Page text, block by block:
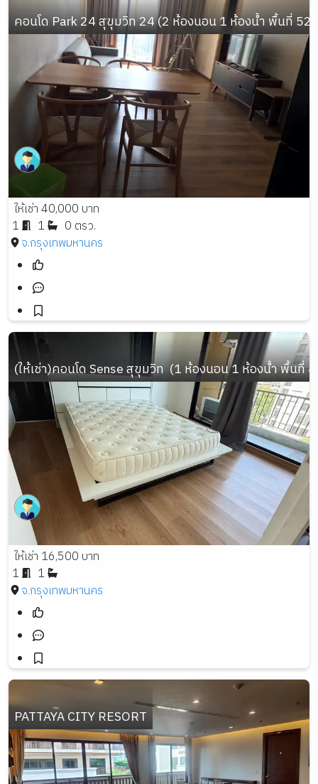
คอนโด Park 24 สุขุมวิท 24 (2 ห้องนอน 1 ห้องน้ำ พื้นที่
ให้เช่า 40,000 บาท
1
1
0 ตรว.
จ.กรุงเทพมหานคร
(ให้เช่า)คอนโด Sense สุขุมวิท  (1 ห้องนอน 1 ห้องน้ำ พื้นที่
ให้เช่า 16,500 บาท
1
1
จ.กรุงเทพมหานคร
PATTAYA CITY RESORT